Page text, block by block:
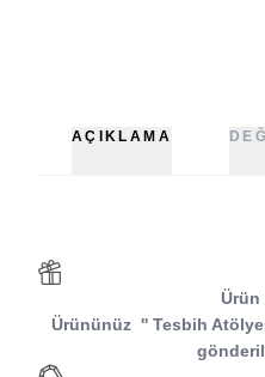
AÇIKLAMA
Ürününüz '' Tesbih